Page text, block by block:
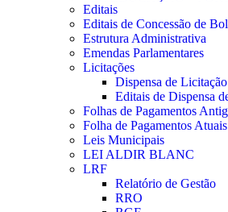
Editais
Editais de Concessão de
Estrutura Administrativa
Emendas Parlamentares
Licitações
Dispensa de Licitação
Editais de Dispensa
Folhas de Pagamentos
Folha de Pagamentos Atuais
Leis Municipais
LEI ALDIR BLANC
LRF
Relatório de Gestão
RRO